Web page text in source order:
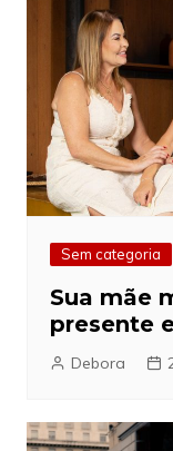
Sem categoria
Sua mãe
presente
Debora